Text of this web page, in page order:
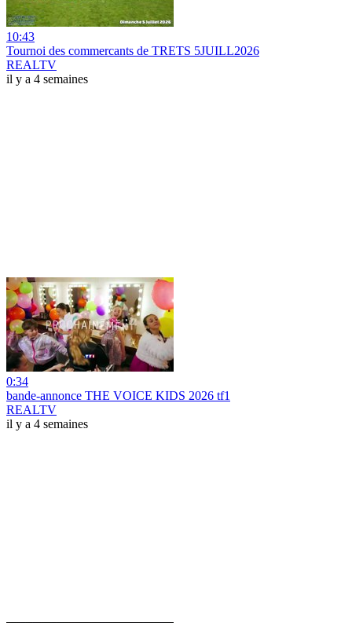
10:43
Tournoi des commercants de TRETS 5JUILL2026
REALTV
il y a 4 semaines
0:34
bande-annonce THE VOICE KIDS 2026 tf1
REALTV
il y a 4 semaines